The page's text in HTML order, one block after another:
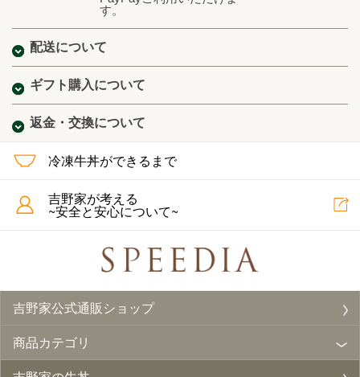
す。
配送について
ギフト購入について
返金・交換について
冷凍牛丼ができるまで
吉野家が考える
~安全と安心について~
吉野家公式通販ショップ
商品カテゴリ